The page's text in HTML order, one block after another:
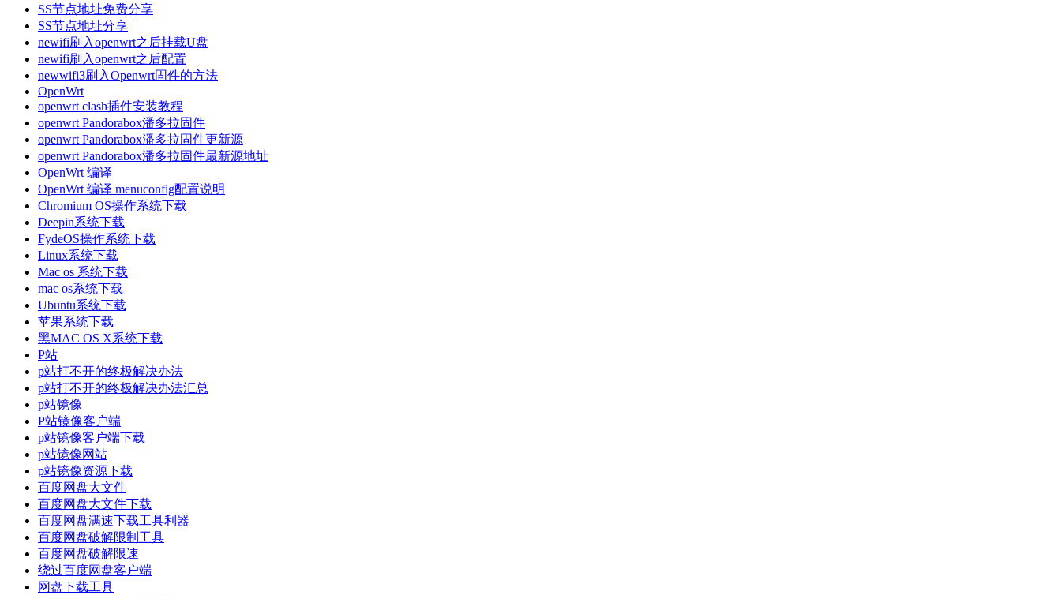
SS节点地址免费分享
SS节点地址分享
newifi刷入openwrt之后挂载U盘
newifi刷入openwrt之后配置
newwifi3刷入Openwrt固件的方法
OpenWrt
openwrt clash插件安装教程
openwrt Pandorabox潘多拉固件
openwrt Pandorabox潘多拉固件更新源
openwrt Pandorabox潘多拉固件最新源地址
OpenWrt 编译
OpenWrt 编译 menuconfig配置说明
Chromium OS操作系统下载
Deepin系统下载
FydeOS操作系统下载
Linux系统下载
Mac os 系统下载
mac os系统下载
Ubuntu系统下载
苹果系统下载
黑MAC OS X系统下载
P站
p站打不开的终极解决办法
p站打不开的终极解决办法汇总
p站镜像
P站镜像客户端
p站镜像客户端下载
p站镜像网站
p站镜像资源下载
百度网盘大文件
百度网盘大文件下载
百度网盘满速下载工具利器
百度网盘破解限制工具
百度网盘破解限速
绕过百度网盘客户端
网盘下载工具